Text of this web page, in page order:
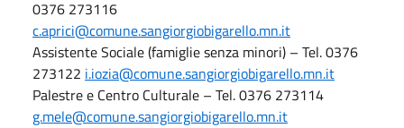
0376 273116
c.aprici@comune.sangiorgiobigarello.mn.it
Assistente Sociale (famiglie senza minori) – Tel. 0376
273122 i.iozia@comune.sangiorgiobigarello.mn.it
Palestre e Centro Culturale – Tel. 0376 273114
g.mele@comune.sangiorgiobigarello.mn.it